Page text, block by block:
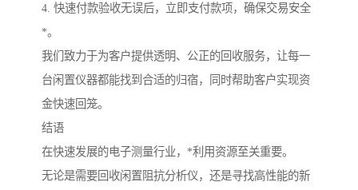
4. 快速付款验收无误后，立即支付款项，确保交易安全
*。
我们致力于为客户提供透明、公正的回收服务，让每一
台闲置仪器都能找到合适的归宿，同时帮助客户实现资
金快速回笼。
结语
在快速发展的电子测量行业，*利用资源至关重要。
无论是需要回收闲置阻抗分析仪，还是寻找高性能的新